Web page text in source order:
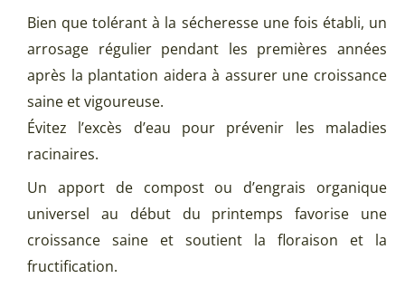
Bien que tolérant à la sécheresse une fois établi, un
arrosage régulier pendant les premières années
après la plantation aidera à assurer une croissance
saine et vigoureuse.
Évitez l’excès d’eau pour prévenir les maladies
racinaires.
Un apport de compost ou d’engrais organique
universel au début du printemps favorise une
croissance saine et soutient la floraison et la
fructification.